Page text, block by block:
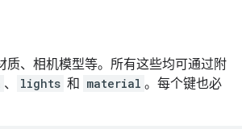
、相机模型等。所有这些均可通过附
、 lights 和 material 。每个键也必